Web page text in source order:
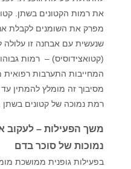
את רמות הקטונים בשתן.
מפרק את השומנים לקבלת
שנעשית עם אבחנה זו עלולה
(קטואצידוסיס) – רמות
המחייבות התערבות
מסיבוך זה מומלץ להמתין
רמת נמוכה של קטונים בשתן
משך הפעילות – לעקוב
נמוכות של סוכר בדם
בפעילות גופנית ממושכת